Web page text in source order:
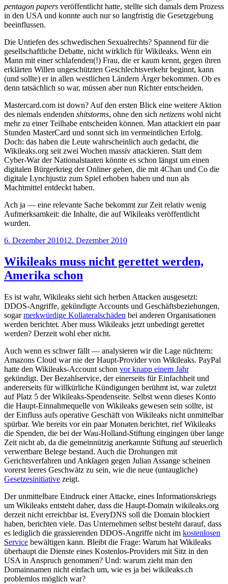
pentagon papers veröffentlicht hatte, stellte sich damals dem Prozess
in den USA und konnte auch nur so langfristig die Gesetzgebung
beeinflussen.
Die Untiefen des schwedischen Sexualrechts? Spannend für die
gesellschaftliche Debatte, nicht wirklich für Wikileaks. Wenn ein
Mann mit einer schlafenden(!) Frau, die er kaum kennt, gegen ihren
erklärten Willen ungeschützten Geschlechtsverkehr beginnt, kann
(und sollte) er in allen westlichen Ländern Ärger bekommen. Ob es
denn tatsächlich so war, müssen aber nun Richter entscheiden.
Mastercard.com ist down? Auf den ersten Blick eine weitere Aktion
des niemals endenden shitstorms, ohne den sich netizens wohl nicht
mehr zu einer Teilhabe entscheiden können. Man attackiert ein paar
Stunden MasterCard und sonnt sich im vermeintlichen Erfolg.
Doch: das haben die Leute wahrscheinlich auch gedacht, die
Wikileaks.org seit zwei Wochen massiv attackieren. Statt dem
Cyber-War der Nationalstaaten könnte es schon längst um einen
digitalen Bürgerkrieg der Onliner gehen, die mit 4Chan und Co die
digitale Lynchjustiz zum Spiel erhoben haben und nun als
Machtmittel entdeckt haben.
Ach ja — eine relevante Sache bekommt zur Zeit relativ wenig
Aufmerksamkeit: die Inhalte, die auf Wikileaks veröffentlicht
wurden.
Veröffentlicht
6. Dezember 201012. Dezember 2010
Wikileaks muss nicht gerettet werden,
Amerika schon
Es ist wahr, Wikileaks sieht sich herben Attacken ausgesetzt:
DDOS-Angriffe, gekündigte Accounts und Geschäftsbeziehungen,
sogarmerkwürdige Kollateralschäden bei anderen Organisationen
werden berichtet. Aber muss Wikileaks jetzt unbedingt gerettet
werden? Derzeit wohl eher nicht.
Auch wenn es schwer fällt — analysieren wir die Lage nüchtern:
Amazons Cloud war nie der Haupt-Provider von Wikileaks. PayPal
hatte den Wikileaks-Account schon vor knapp einem Jahr
gekündigt. Der Bezahlservice, der einerseits für Einfachheit und
andererseits für willkürliche Kündigungen berühmt ist, war zuletzt
auf Platz 5 der Wikileaks-Spendenseite. Selbst wenn dieses Konto
die Haupt-Einnahmequelle von Wikileaks gewesen sein sollte, ist
der Einfluss aufs operative Geschäft von Wikileaks nicht unmittelbar
spürbar. Wie bereits vor ein paar Monaten berichtet, rief Wikileaks
die Spenden, die bei der Wau-Holland-Stiftung eingingen über lange
Zeit nicht ab, da die gemeinnützig anerkannte Stiftung auf steuerlich
verwertbare Belege bestand. Auch die Drohungen mit
Gerichtsverfahren und Anklagen gegen Julian Assange scheinen
vorerst leeres Geschwätz zu sein, wie die neue (untaugliche)
Gesetzesinitiative zeigt.
Der unmittelbare Eindruck einer Attacke, eines Informationskriegs
um Wikileaks entsteht daher, dass die Haupt-Domain wikileaks.org
derzeit nicht erreichbar ist. EveryDNS soll die Domain blockiert
haben, berichten viele. Das Unternehmen selbst besteht darauf, dass
es lediglich die grassierenden DDOS-Angriffe nicht im kostenlosen
Service bewältigen kann. Bleibt die Frage: Warum hat Wikileaks
überhaupt die Dienste eines Kostenlos-Providers mit Sitz in den
USA in Anspruch genommen? Und: warum zieht man den
Domainnamen nicht einfach um, wie es ja bei wikileaks.ch
problemlos möglich war?